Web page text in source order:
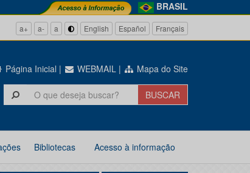
BRASIL
a+ a- a English Español Français
Página Inicial | WEBMAIL | Mapa do Site
Bibliotecas Acesso à informação